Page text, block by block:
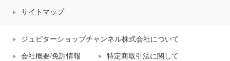
サイトマップ
ジュピターショップチャンネル株式会社について
会社概要/免許情報 特定商取引法に関して